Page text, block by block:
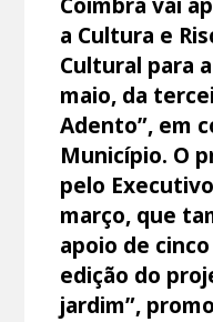
a Cultura e
Cultural para
maio, da
Adento”, em
Município. O
pelo
março, que
apoio de
edição do
jardim”,